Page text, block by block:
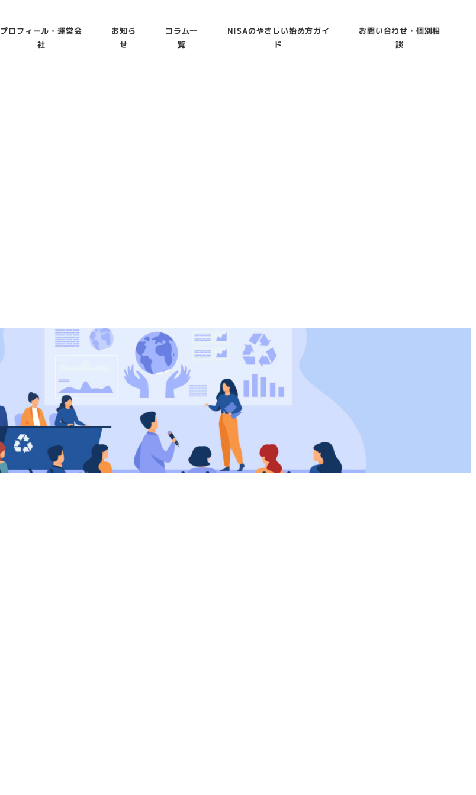
プロフィール・運営会
社
お知ら
せ
コラム一
覧
NISAのやさしい始め方ガイ
ド
お問い合わせ・個別相
談